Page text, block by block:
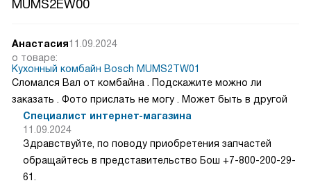
MUMS2EW00
Анастасия11.09.2024
о товаре:
Кухонный комбайн Bosch MUMS2TW01
Сломался Вал от комбайна . Подскажите можно ли
заказать . Фото прислать не могу . Может быть в другой
Специалист интернет-магазина
11.09.2024
Здравствуйте, по поводу приобретения запчастей
обращайтесь в представительство Бош +7-800-200-29-
61.